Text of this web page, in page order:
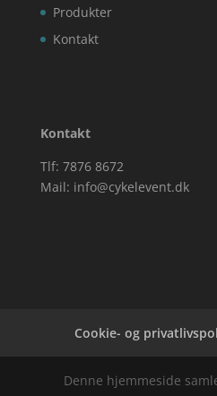
Produkter
Kontakt
Kontakt
Tlf: 7876 8672
Mail: info@cykelevent.dk
Cookie- og
Denne hjemmeside